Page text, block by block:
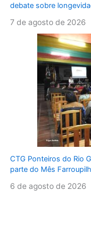
debate sobre
7 de agosto de 2026
CTG Ponteiros do Rio
parte do Mês
6 de agosto de 2026